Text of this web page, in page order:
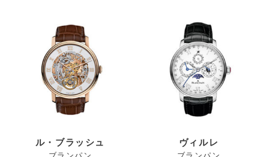
ル・ブラッシュ ヴィルレ